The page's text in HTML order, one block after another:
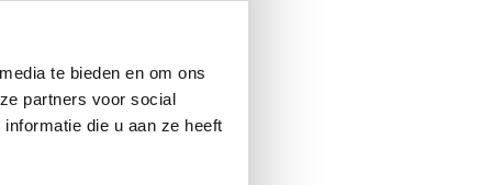
te bieden en om ons
partners voor social
die u aan ze heeft